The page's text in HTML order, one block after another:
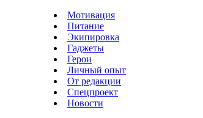
Мотивация
Питание
Экипировка
Гаджеты
Герои
Личный опыт
От редакции
Спецпроект
Новости